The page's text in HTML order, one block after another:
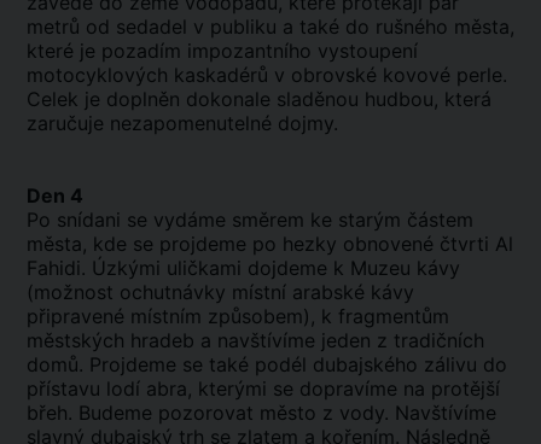
metrů od sedadel v publiku a také do rušného města,
které je pozadím impozantního vystoupení
motocyklových kaskadérů v obrovské kovové perle.
Celek je doplněn dokonale sladěnou hudbou, která
zaručuje nezapomenutelné dojmy.
Den 4
Po snídani se vydáme směrem ke starým částem
města, kde se projdeme po hezky obnovené čtvrti Al
Fahidi. Úzkými uličkami dojdeme k Muzeu kávy
(možnost ochutnávky místní arabské kávy
připravené místním způsobem), k fragmentům
městských hradeb a navštívíme jeden z tradičních
domů. Projdeme se také podél dubajského zálivu do
přístavu lodí abra, kterými se dopravíme na protější
břeh. Budeme pozorovat město z vody. Navštívíme
slavný dubajský trh se zlatem a kořením. Následně